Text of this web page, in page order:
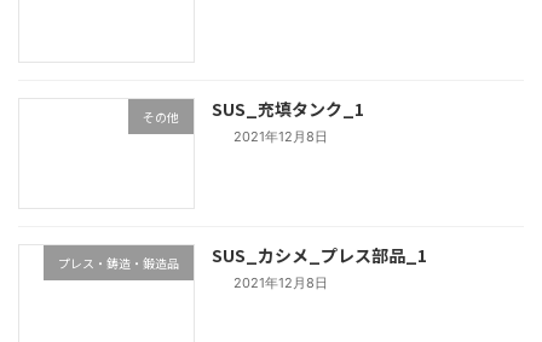
その他 SUS_充填タンク_1
2021年12月8日
プレス・鋳造・鍛造品 SUS_カシメ_プレス部品_1
2021年12月8日